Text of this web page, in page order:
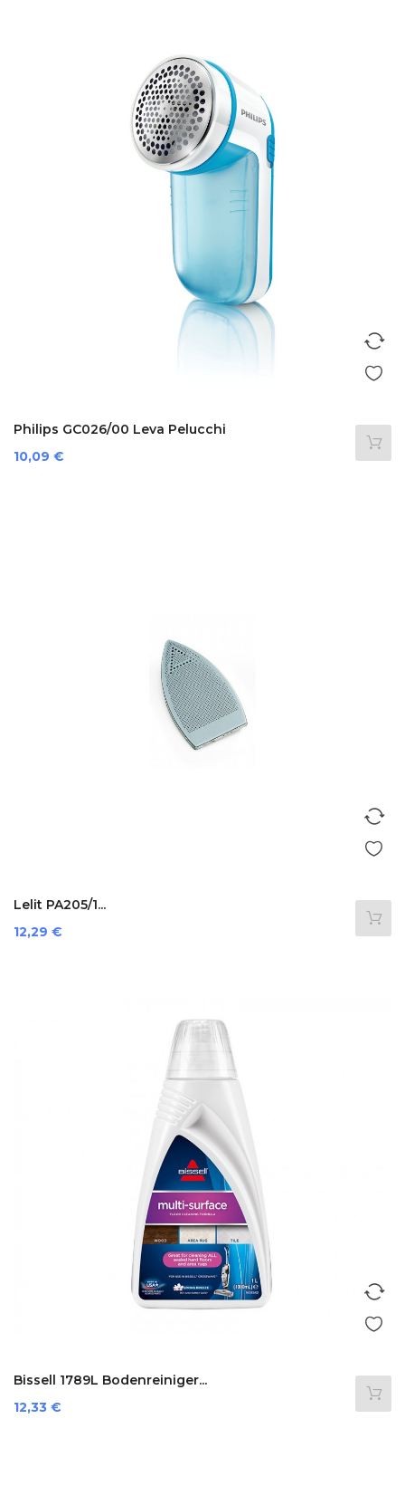
Philips GC026/00 Leva Pelucchi
Preis
10,09 €
Lelit PA205/1...
Preis
12,29 €
Bissell 1789L Bodenreiniger...
Preis
12,33 €